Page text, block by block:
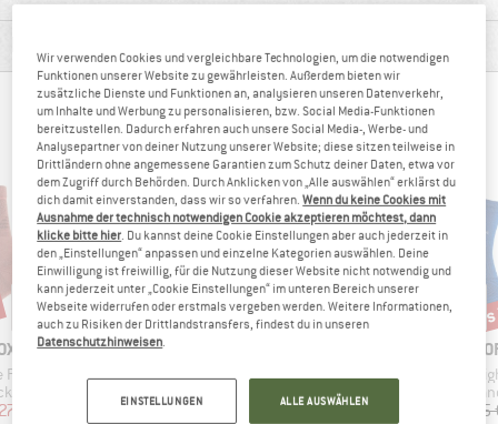
ANDERE BERGFREUNDE SCHAUTEN SICH AUCH
AN
Socks
Preis
€
MARKE
ORTOVOX
All Mountain Mid Socks
Merinosocken
Preis
29,95 €reduzierter Preis
26,96 €
Rabatt
10%
Artikel
Alpine Mid Socks
Produktgruppe
Merinosocken
Preis
26,95 € reduzierter Preis
ab22,91 €
Rabatt
bis 15%
Alpine
26,95
Wir verwenden Cookies und vergleichbare Technologien, um die notwendigen
Funktionen unserer Website zu gewährleisten. Außerdem bieten wir
zusätzliche Dienste und Funktionen an, analysieren unseren Datenverkehr,
um Inhalte und Werbung zu personalisieren, bzw. Social Media-Funktionen
bereitzustellen. Dadurch erfahren auch unsere Social Media-, Werbe- und
Analysepartner von deiner Nutzung unserer Website; diese sitzen teilweise in
Drittländern ohne angemessene Garantien zum Schutz deiner Daten, etwa vor
dem Zugriff durch Behörden. Durch Anklicken von „Alle auswählen“ erklärst du
dich damit einverstanden, dass wir so verfahren.Wenn du keine Cookies mit
Ausnahme der technisch notwendigen Cookie akzeptieren möchtest, dann
klicke bitte hier . Du kannst deine Cookie Einstellungen aber auch jederzeit in
den „Einstellungen“ anpassen und einzelne Kategorien auswählen. Deine
Einwilligung ist freiwillig, für die Nutzung dieser Website nicht notwendig und
kann jederzeit unter „Cookie Einstellungen“ im unteren Bereich unserer
Webseite widerrufen oder erstmals vergeben werden. Weitere Informationen,
auch zu Risiken der Drittlandstransfers, findest du in unseren
Datenschutzhinweisen
EINSTELLUNGEN ALLE AUSWÄHLEN